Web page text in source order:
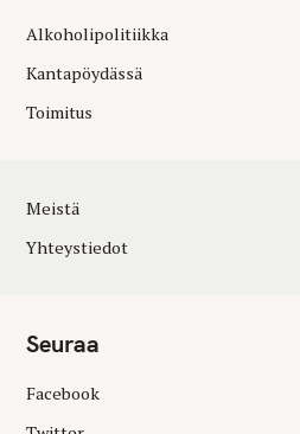
Alkoholipolitiikka
Kantapöydässä
Toimitus
Meistä
Yhteystiedot
Seuraa
Facebook